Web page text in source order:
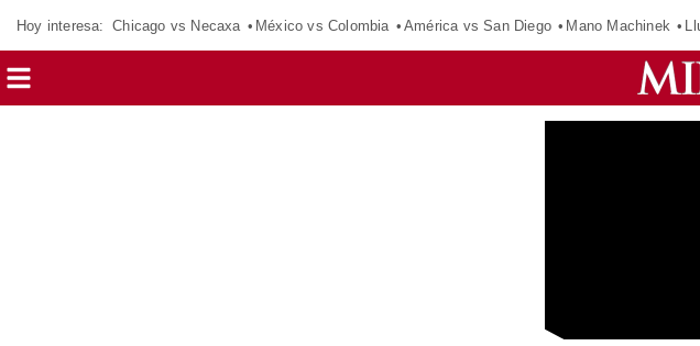
Hoy interesa: Chicago vs Necaxa México vs Colombia América vs San Diego Mano Machinek